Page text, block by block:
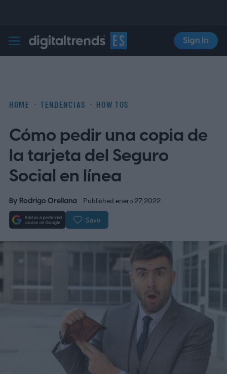
Digital Trends Español
Sign In
HOME TENDENCIAS HOW TOS
Cómo pedir una copia de
la tarjeta del Seguro
Social en línea
By Rodrigo Orellana Published enero 27, 2022
Save